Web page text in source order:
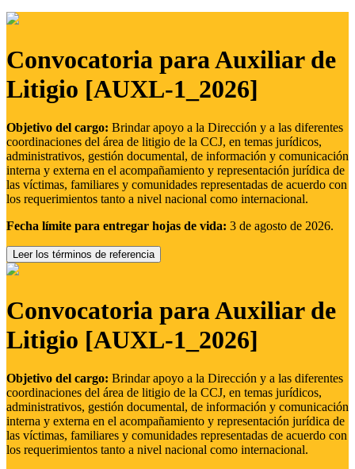
Convocatoria para Auxiliar de
Litigio [AUXL-1_2026]
Objetivo del cargo: Brindar apoyo a la Dirección y a las diferentes
coordinaciones del área de litigio de la CCJ, en temas jurídicos,
administrativos, gestión documental, de información y comunicación
interna y externa en el acompañamiento y representación jurídica de
las víctimas, familiares y comunidades representadas de acuerdo con
los requerimientos tanto a nivel nacional como internacional.
Fecha límite para entregar hojas de vida: 3 de agosto de 2026.
Leer los términos de referencia
Convocatoria para Auxiliar de
Litigio [AUXL-1_2026]
Objetivo del cargo: Brindar apoyo a la Dirección y a las diferentes
coordinaciones del área de litigio de la CCJ, en temas jurídicos,
administrativos, gestión documental, de información y comunicación
interna y externa en el acompañamiento y representación jurídica de
las víctimas, familiares y comunidades representadas de acuerdo con
los requerimientos tanto a nivel nacional como internacional.